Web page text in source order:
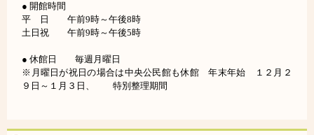
● 開館時間
平 日 午前9時～午後8時
土日祝 午前9時～午後5時
● 休館日 毎週月曜日
※月曜日が祝日の場合は中央公民館も休館 年末年始 １２月２
９日～１月３日、 特別整理期間